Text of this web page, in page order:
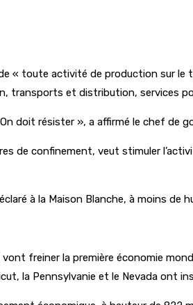
« toute activité de production sur
transports et distribution, services
doit résister », a affirmé le chef de
de confinement, veut stimuler
à la Maison Blanche, à moins de
freiner la première économie
la Pennsylvanie et le Nevada ont